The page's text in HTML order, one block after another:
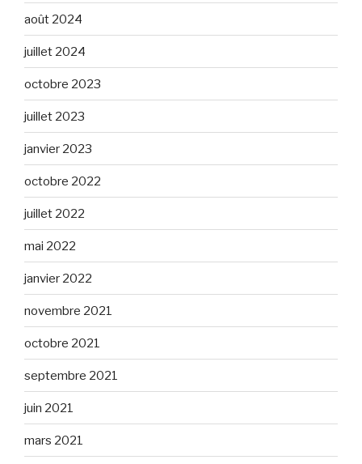
août 2024
juillet 2024
octobre 2023
juillet 2023
janvier 2023
octobre 2022
juillet 2022
mai 2022
janvier 2022
novembre 2021
octobre 2021
septembre 2021
juin 2021
mars 2021